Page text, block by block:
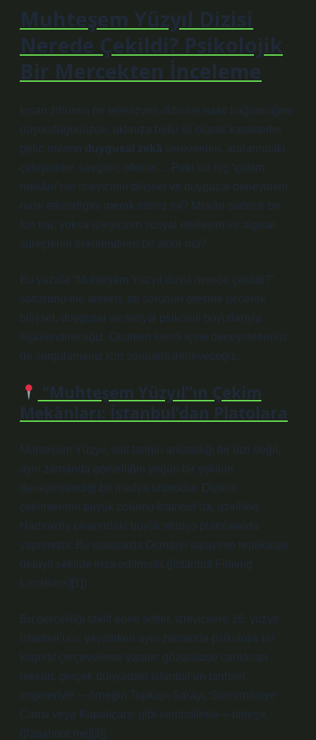
Muhteşem Yüzyıl Dizisi
Nerede Çekildi? Psikolojik
Bir Mercekten İnceleme
İnsan zihninin bir televizyon dizisine nasıl bağlandığını
düşündüğünüzde, aklınıza belki ilk olarak karakterler
gelir; onların duygusal zekâ serüvenleri, aralarındaki
çekişmeler, sevgiler, öfkeler… Peki siz hiç “çekim
mekânı”nın izleyicinin bilişsel ve duygusal deneyimini
nasıl etkilediğini merak ettiniz mi? Mekân sadece bir
fon mu, yoksa izleyicinin sosyal etkileşim ve algısal
süreçlerini şekillendiren bir aktör mü?
Bu yazıda “Muhteşem Yüzyıl dizisi nerede çekildi?”
sorusunu ele alırken, bu sorunun ötesine geçerek
bilişsel, duygusal ve sosyal psikoloji boyutlarıyla
ilişkilendireceğiz. Okurken kendi içsel deneyimlerinizi
de sorgulamanız için sorularla ilerleyeceğiz.
“Muhteşem Yüzyıl”ın Çekim
Mekânları: İstanbul’dan Platolara
Muhteşem Yüzyıl, salt tarihin anlatıldığı bir dizi değil,
aynı zamanda görselliğin yoğun bir şekilde
deneyimlendiği bir medya ürünüdür. Dizinin
çekimlerinin büyük bölümü İstanbul’da, özellikle
Hadımköy civarındaki büyük stüdyo platolarında
yapılmıştır. Bu platolarda Osmanlı sarayının replikaları
detaylı şekilde inşa edilmiştir. ([Istanbul Filming
Locations][1])
Bu gerçekliği taklit eden setler, izleyicilere 16. yüzyıl
İstanbul’unu yaşatırken aynı zamanda psikolojik bir
kognitif çerçeveleme yaratır: gözünüzde canlanan
mekân, gerçek dünyadaki İstanbul’un tarihsel
imgeleriyle —örneğin Topkapı Sarayı, Süleymaniye
Camii veya Kapalıçarşı gibi sembollerle— birleşir.
([faqabout.me][2])